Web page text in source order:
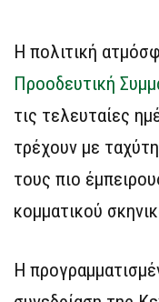
Η πολιτική
Προοδευτική
τις τελευταίες
τρέχουν με
τους πιο
κομματικού
Η